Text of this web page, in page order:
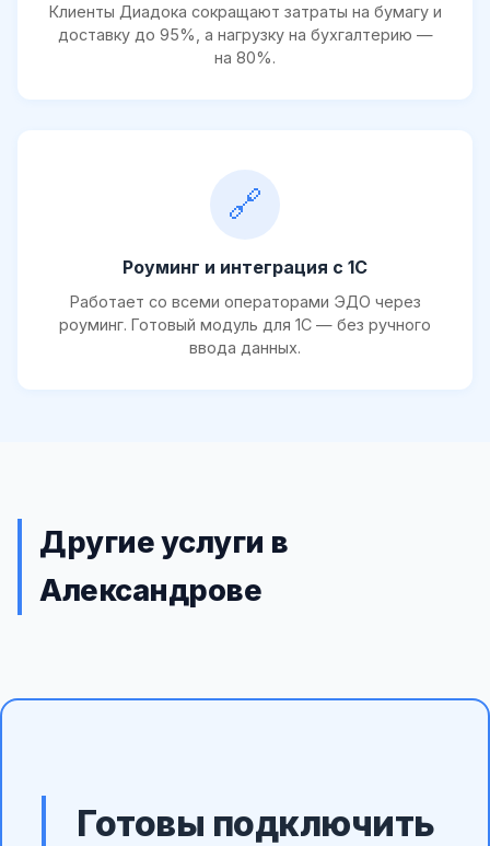
Клиенты Диадока сокращают затраты на бумагу и
доставку до 95%, а нагрузку на бухгалтерию —
на 80%.
🔗
Роуминг и интеграция с 1С
Работает со всеми операторами ЭДО через
роуминг. Готовый модуль для 1С — без ручного
ввода данных.
Другие услуги в
Александрове
Готовы подключить